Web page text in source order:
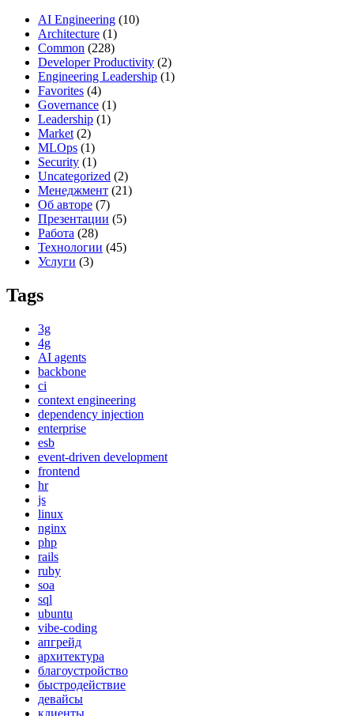
AI Engineering (10)
Architecture (1)
Common (228)
Developer Productivity (2)
Engineering Leadership (1)
Favorites (4)
Governance (1)
Leadership (1)
Market (2)
MLOps (1)
Security (1)
Uncategorized (2)
Менеджмент (21)
Об авторе (7)
Презентации (5)
Работа (28)
Технологии (45)
Услуги (3)
Tags
3g
4g
AI agents
backbone
ci
context engineering
dependency injection
enterprise
esb
event-driven development
frontend
hr
js
linux
nginx
php
rails
ruby
soa
sql
ubuntu
vibe-coding
апгрейд
архитектура
благоустройство
быстродействие
девайсы
клиенты